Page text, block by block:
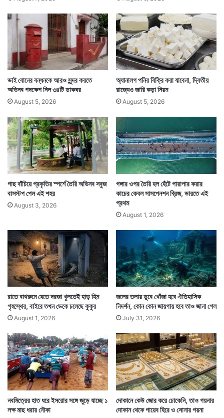
ঝাড়খণ্ডের অনেক পেট্রলপাম্পেই লম্বা লাইন থাকছে। তাই তিনি
লাইন দিয়ে তেল কিনতে না গিয়ে বরং বাড়িতে তাঁদের সঙ্গে থাকা ওই
ঘোড়াটিকে ভরসা করেছেন। বাদামি রংয়ের ঘোড়াটি তাঁর পারিবারিক।
তার পিঠেই এখন জনগণনা করে বেড়াচ্ছেন তিনি। নজরও কাড়ছেন
সকলের।
ঘোড়ায় চড়ে তো ঘুরছেন। কিন্তু ঘোড়ায় চড়া শিখলেন কোথায়?
মুন্না প্রসাদ গুপ্তার বাড়িতে ঘোড়ায় চড়ার রেওয়াজ দীর্ঘদিনের।
তিনি যখন ছোট ছিলেন তখন তাঁর বাবার হাত ধরেই তিনি ঘোড়ায়
চড়ার পাঠ নেন। যা এখন এসে কাজে লেগে গেল।
র
নো
কি
তা
র
প্র
তি
দ্ধা
ভাই বোনের বন্ধনকে আরও সুন্দর করতে
অভিনব পদক্ষেপ নিল ৩৪টি ডাকঘর
August 5, 2026
অ্যানালগ পনির বিক্রি করা যাবেনা, দ্বিতীয়
রাজ্যেও জারি কড়া নিয়ম
August 5, 2026
গাছ বাঁচিয়ে প্রকৃতির স্পর্শে তৈরি অভিনব সবুজ
বাসস্টপ পেল এই শহর
August 3, 2026
গঙ্গার ওপর তৈরি হল হেঁটে পারাপার করার
কাচের কেবল সাসপেনশন ব্রিজ, ভারতে এই
প্রথম
August 1, 2026
রাতে বাথরুমে যেতে দরজা খুলতেই হাড় হিম
গৃহস্থের, বাইরে তখন ডেকে চলেছে কুকুর
August 1, 2026
জলের তলায় ডুবে খোঁজা হবে ঐতিহাসিক
নিদর্শন, কোন কোন জায়গায় হবে তাও জানা গেল
July 31, 2026
নবমিত্রের হাত ধরে ইসরোর সঙ্গে জুড়ে যাচ্ছে ১
লক্ষ মাছ ধরার নৌকা
দোকানে কেউ জোর করে ঢোকেনি, তাও গয়নার
দোকান থেকে গায়েব হিরে ও সোনার গয়না